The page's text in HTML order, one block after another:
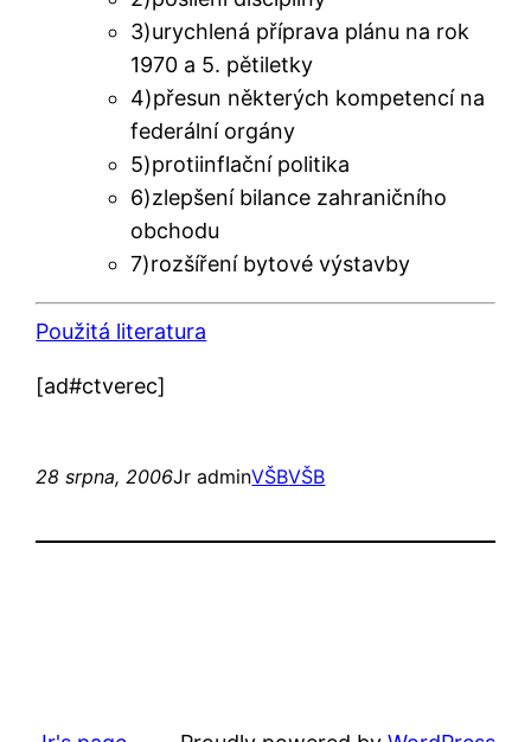
3)urychlená příprava plánu na rok
1970 a 5. pětiletky
4)přesun některých kompetencí na
federální orgány
5)protiinflační politika
6)zlepšení bilance zahraničního
obchodu
7)rozšíření bytové výstavby
Použitá literatura
[ad#ctverec]
28 srpna, 2006Jr adminVŠBVŠB